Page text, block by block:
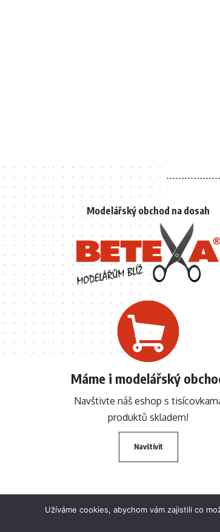
Modelářský obchod na dosah
Máme i modelářský
Navštivte náš eshop s
produktů skladem!
Navštívit
Užíváme cookies, abychom vám zajistili co